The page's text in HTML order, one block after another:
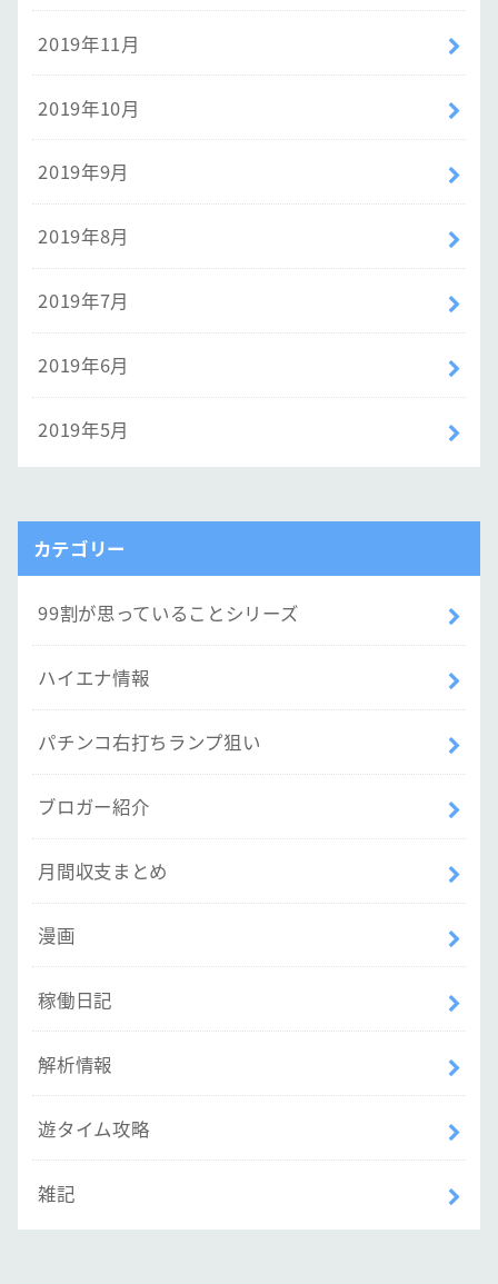
2019年11月
2019年10月
2019年9月
2019年8月
2019年7月
2019年6月
2019年5月
カテゴリー
99割が思っていることシリーズ
ハイエナ情報
パチンコ右打ちランプ狙い
ブロガー紹介
月間収支まとめ
漫画
稼働日記
解析情報
遊タイム攻略
雑記